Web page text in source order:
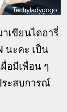
เขียนไดอารี่
นะคะ เป็น
อมีเพื่อน ๆ
ะสบการณ์